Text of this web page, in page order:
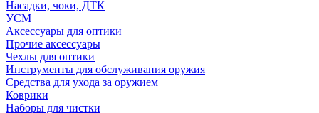
Насадки, чоки, ДТК
УСМ
Аксессуары для оптики
Прочие аксессуары
Чехлы для оптики
Инструменты для обслуживания оружия
Средства для ухода за оружием
Коврики
Наборы для чистки